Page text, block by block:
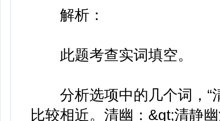
解析：
此题考查实词填空。
分析选项中的几个词，“清
比较相近。清幽：&gt;清静